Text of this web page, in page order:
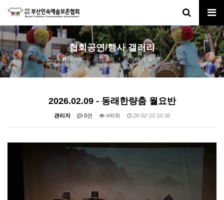
협회공연/행사 갤러리
HOME 공연·교육 공연/행사 갤러리
2026.02.09 - 동래한량춤 월요반
관리자 0건 440회 26-02-10 10:36